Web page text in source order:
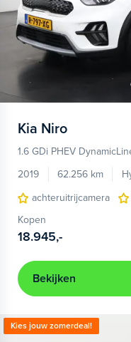
Kia Niro
1.6 GDi PHEV
2019
62.256 km
achteruitrijcamera
Kopen
18.945,-
Bekijken
Kies jouw zomerdeal!